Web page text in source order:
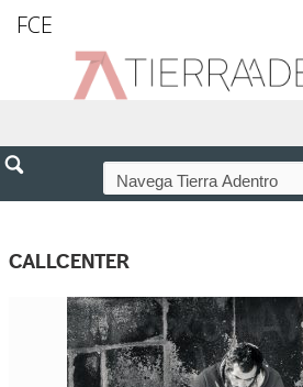
FCE
CALLCENTER